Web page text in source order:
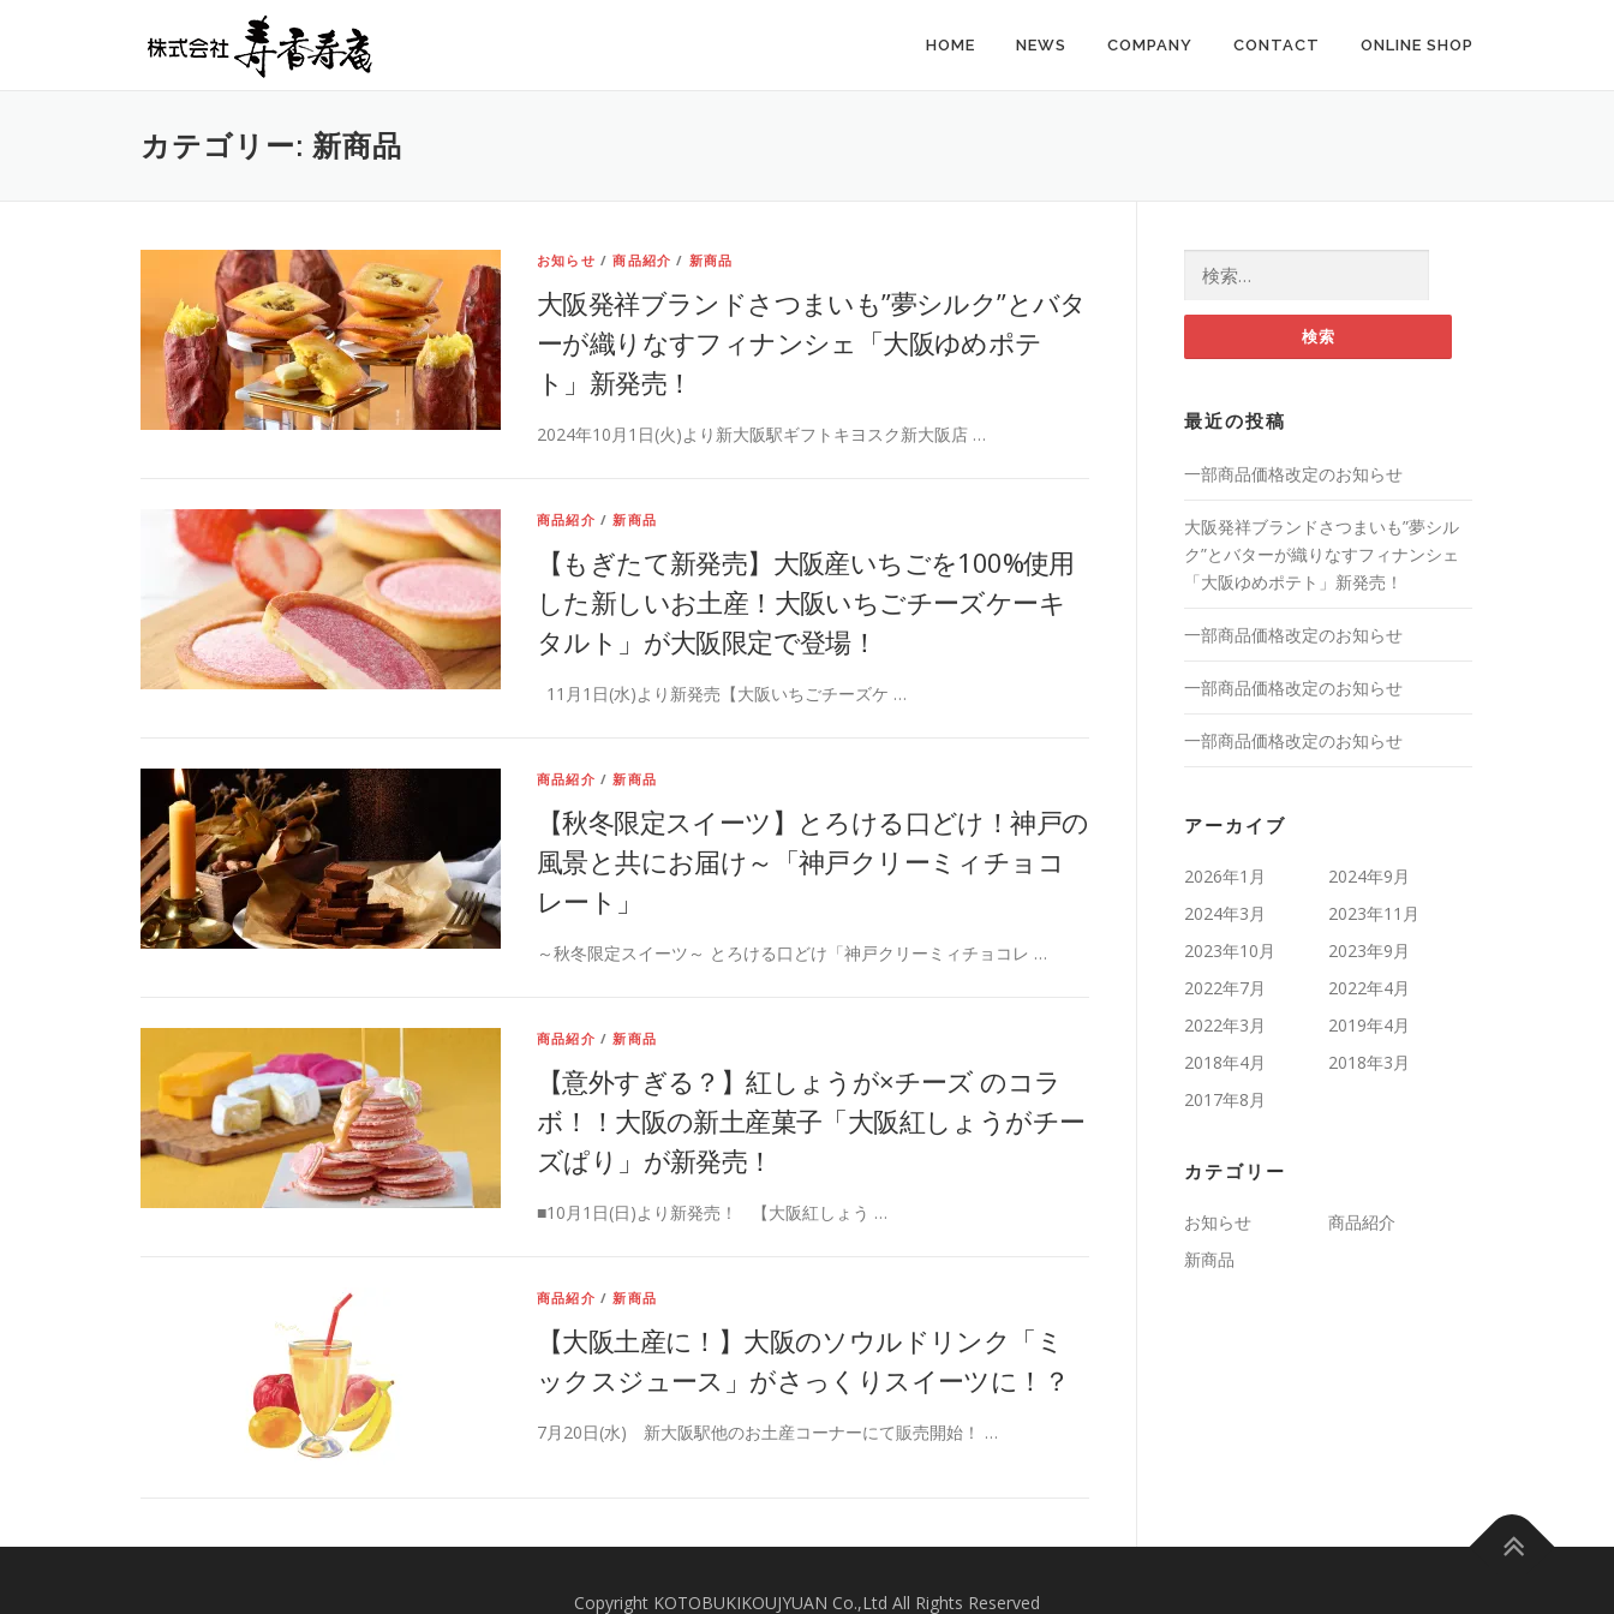
HOME NEWS COMPANY CONTACT ONLINE SHOP
カテゴリー: 新商品
お知らせ /商品紹介 / 新商品
大阪発祥ブランドさつまいも”夢シルク”とバタ
ーが織りなすフィナンシェ「大阪ゆめポテ
ト」新発売！
2024年10月1日(火)より新大阪駅ギフトキヨスク新大阪店 …
商品紹介 /新商品
【もぎたて新発売】大阪産いちごを100%使用
した新しいお土産！大阪いちごチーズケーキ
タルト」が大阪限定で登場！
11月1日(水)より新発売【大阪いちごチーズケ …
商品紹介 /新商品
【秋冬限定スイーツ】とろける口どけ！神戸の
風景と共にお届け～「神戸クリーミィチョコ
レート」
～秋冬限定スイーツ～ とろける口どけ「神戸クリーミィチョコレ …
商品紹介 /新商品
【意外すぎる？】紅しょうが×チーズ のコラ
ボ！！大阪の新土産菓子「大阪紅しょうがチー
ズぱり」が新発売！
■10月1日(日)より新発売！ 【大阪紅しょう …
商品紹介 /新商品
【大阪土産に！】大阪のソウルドリンク「ミ
ックスジュース」がさっくりスイーツに！？
7月20日(水) 新大阪駅他のお土産コーナーにて販売開始！ …
検索:
最近の投稿
一部商品価格改定のお知らせ
大阪発祥ブランドさつまいも”夢シル
ク”とバターが織りなすフィナンシェ
「大阪ゆめポテト」新発売！
一部商品価格改定のお知らせ
一部商品価格改定のお知らせ
一部商品価格改定のお知らせ
アーカイブ
2026年1月
2024年9月
2024年3月
2023年11月
2023年10月
2023年9月
2022年7月
2022年4月
2022年3月
2019年4月
2018年4月
2018年3月
2017年8月
カテゴリー
お知らせ
商品紹介
新商品
Copyright KOTOBUKIKOUJYUAN Co.,Ltd All Rights Reserved